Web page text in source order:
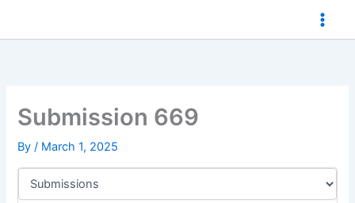
Submission 669
By/ March 1, 2025